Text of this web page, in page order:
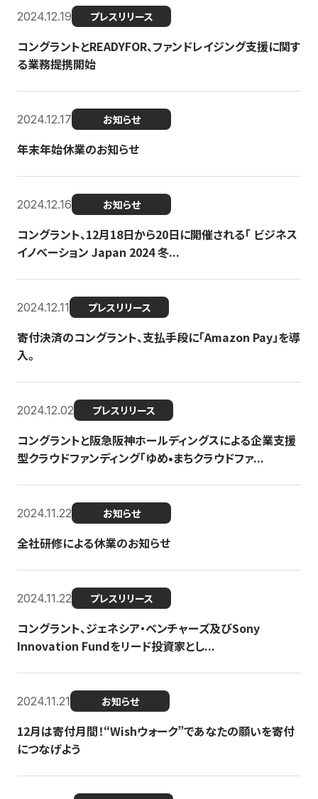
2024.12.19 プレスリリース
コングラントとREADYFOR、ファンドレイジング支援に関す
る業務提携開始
2024.12.17 お知らせ
年末年始休業のお知らせ
2024.12.16 お知らせ
コングラント、12月18日から20日に開催される「 ビジネス
イノベーション Japan 2024 冬...
2024.12.11 プレスリリース
寄付決済のコングラント、支払手段に「Amazon Pay」を導
入。
2024.12.02 プレスリリース
コングラントと阪急阪神ホールディングスによる企業支援
型クラウドファンディング「ゆめ•まちクラウドファ...
2024.11.22 お知らせ
全社研修による休業のお知らせ
2024.11.22 プレスリリース
コングラント、ジェネシア・ベンチャーズ及びSony
Innovation Fundをリード投資家とし...
2024.11.21 お知らせ
12月は寄付月間！“Wishウォーク”であなたの願いを寄付
につなげよう